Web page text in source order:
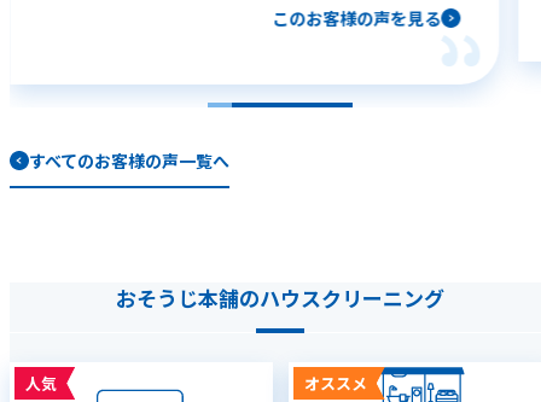
このお客様の声を見る
すべてのお客様の声一覧へ
おそうじ本舗のハウスクリーニング
人気 オススメ